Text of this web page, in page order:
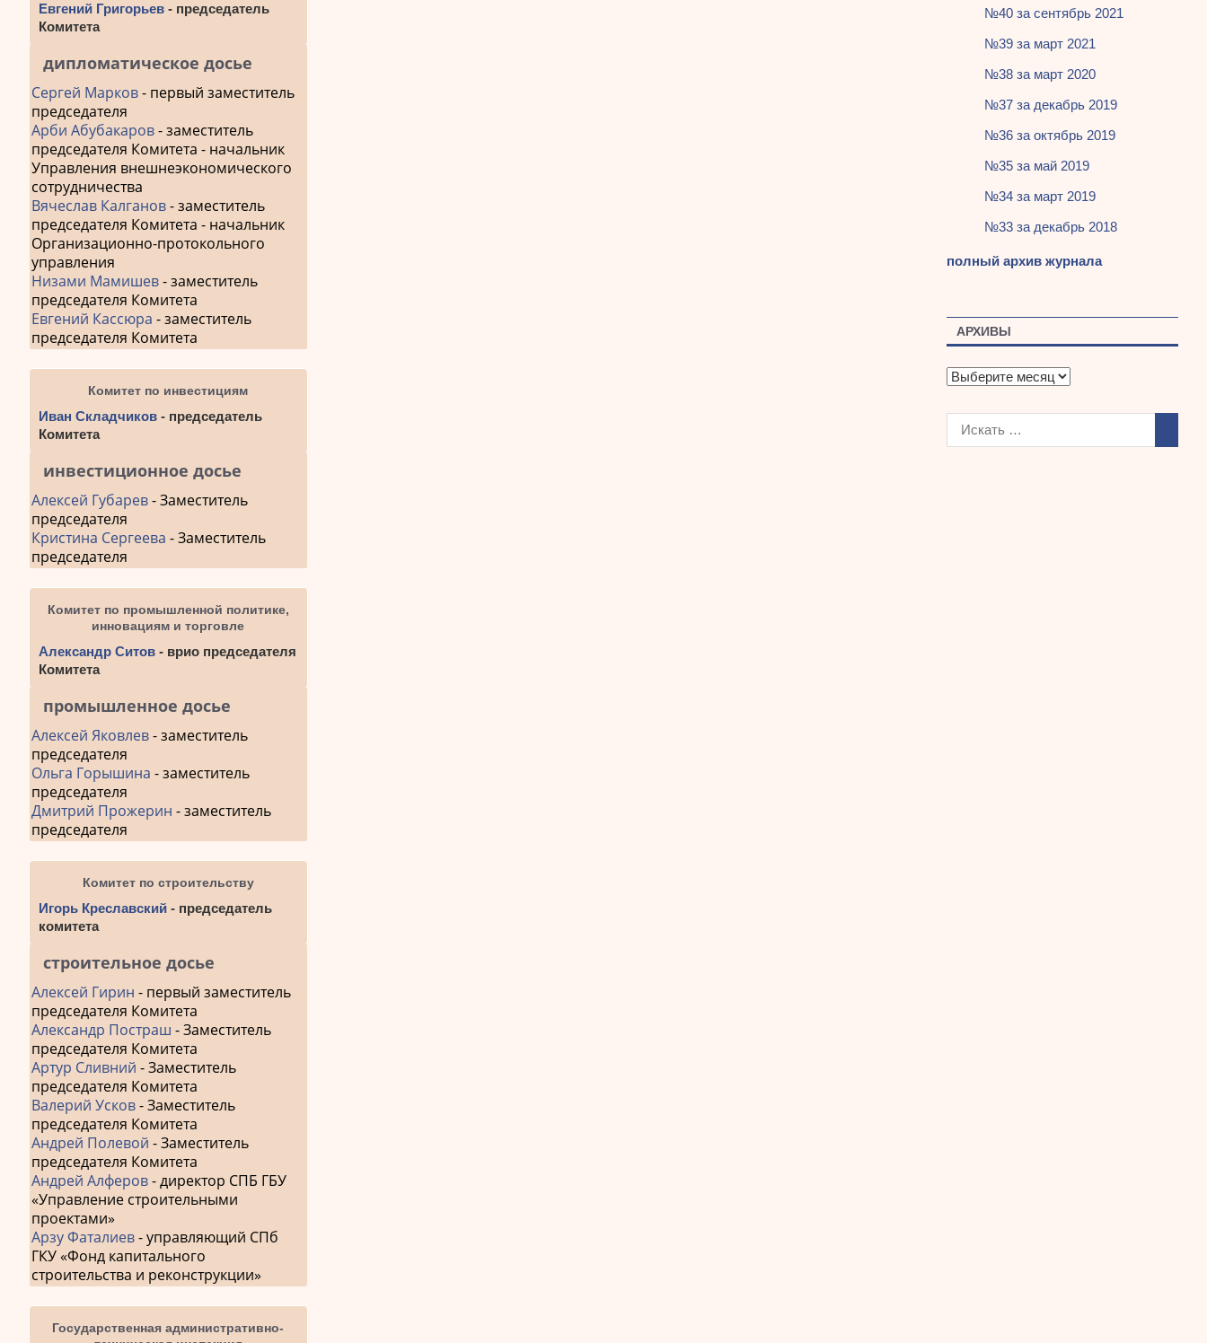
Евгений Григорьев - председатель
Комитета
дипломатическое досье
Сергей Марков- первый заместитель
председателя
Арби Абубакаров- заместитель
председателя Комитета - начальник
Управления внешнеэкономического
сотрудничества
Вячеслав Калганов- заместитель
председателя Комитета - начальник
Организационно-протокольного
управления
Низами Мамишев- заместитель
председателя Комитета
Евгений Кассюра - заместитель
председателя Комитета
Комитет по инвестициям
Иван Складчиков - председатель
Комитета
инвестиционное досье
Алексей Губарев- Заместитель
председателя
Кристина Сергеева - Заместитель
председателя
Комитет по промышленной политике,
инновациям и торговле
Александр Ситов - врио председателя
Комитета
промышленное досье
Алексей Яковлев- заместитель
председателя
Ольга Горышина - заместитель
председателя
Дмитрий Прожерин - заместитель
председателя
Комитет по строительству
Игорь Креславский - председатель
комитета
строительное досье
Алексей Гирин - первый заместитель
председателя Комитета
Александр Постраш - Заместитель
председателя Комитета
Артур Сливний - Заместитель
председателя Комитета
Валерий Усков- Заместитель
председателя Комитета
Андрей Полевой - Заместитель
председателя Комитета
Андрей Алферов- директор СПБ ГБУ
«Управление строительными
проектами»
Арзу Фаталиев- управляющий СПб
ГКУ «Фонд капитального
строительства и реконструкции»
Государственная административно-
№40 за сентябрь 2021
№39 за март 2021
№38 за март 2020
№37 за декабрь 2019
№36 за октябрь 2019
№35 за май 2019
№34 за март 2019
№33 за декабрь 2018
полный архив журнала
АРХИВЫ
А
х
в